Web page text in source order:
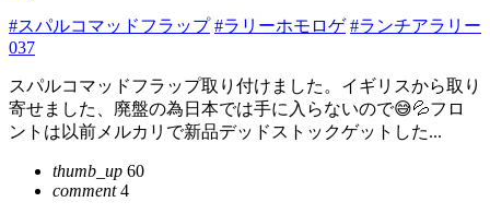
#スパルコマッドフラップ #ラリーホモロゲ #ランチアラリー
037
スパルコマッドフラップ取り付けました。イギリスから取り
寄せました、廃盤の為日本では手に入らないので😅💦フロ
ントは以前メルカリで新品デッドストックゲットした...
thumb_up 60
comment4